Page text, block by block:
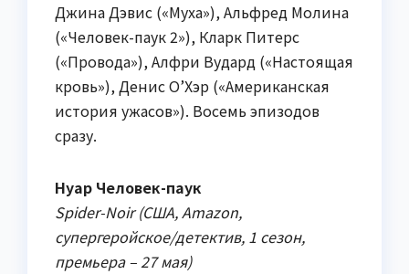
Джина Дэвис («Муха»), Альфред Молина
(«Человек-паук 2»), Кларк Питерс
(«Провода»), Алфри Вудард («Настоящая
кровь»), Денис О’Хэр («Американская
история ужасов»). Восемь эпизодов
сразу.
Нуар Человек-паук
Spider-Noir (США, Amazon,
супергеройское/детектив, 1 сезон,
премьера – 27 мая)